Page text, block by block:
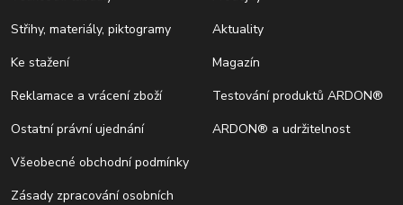
Střihy, materiály, piktogramy
Ke stažení
Reklamace a vrácení zboží
Ostatní právní ujednání
Všeobecné obchodní podmínky
Zásady zpracování osobních
Aktuality
Magazín
Testování produktů ARDON®
ARDON® a udržitelnost